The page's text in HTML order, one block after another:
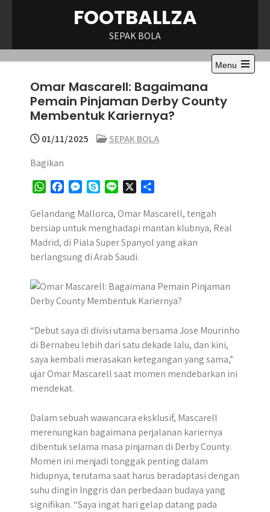
FOOTBALLZA
SEPAK BOLA
Menu
Open
Omar Mascarell: Bagaimana
Pemain Pinjaman Derby County
Membentuk Kariernya?
01/11/2025
SEPAK BOLA
Bagikan
W
a
t
s
A
c
e
b
o
M
s
s
e
n
r
y
p
e
n
e
a
r
e
Gelandang Mallorca, Omar Mascarell, tengah
bersiap untuk menghadapi mantan klubnya, Real
Madrid, di Piala Super Spanyol yang akan
berlangsung di Arab Saudi.
“Debut saya di divisi utama bersama Jose Mourinho
di Bernabeu lebih dari satu dekade lalu, dan kini,
saya kembali merasakan ketegangan yang sama,”
ujar Omar Mascarell saat momen mendebarkan ini
mendekat.
​Dalam sebuah wawancara eksklusif, Mascarell
merenungkan bagaimana perjalanan kariernya
dibentuk selama masa pinjaman di Derby County.​
Momen ini menjadi tonggak penting dalam
hidupnya, terutama saat harus beradaptasi dengan
suhu dingin Inggris dan perbedaan budaya yang
signifikan. “Saya ingat hari gelap datang pada